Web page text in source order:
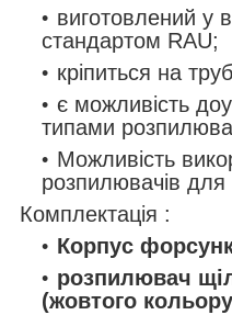
виготовлений у
стандартом RAU;
кріпиться на
є можливість
типами
Можливість
розпилювачів
Комплектація :
Корпус
розпилювач
(жовтого